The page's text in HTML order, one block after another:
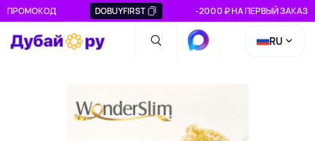
ПРОМОКОД DOBUYFIRST -2000 ₽ НА ПЕРВЫЙ ЗАКАЗ
RU